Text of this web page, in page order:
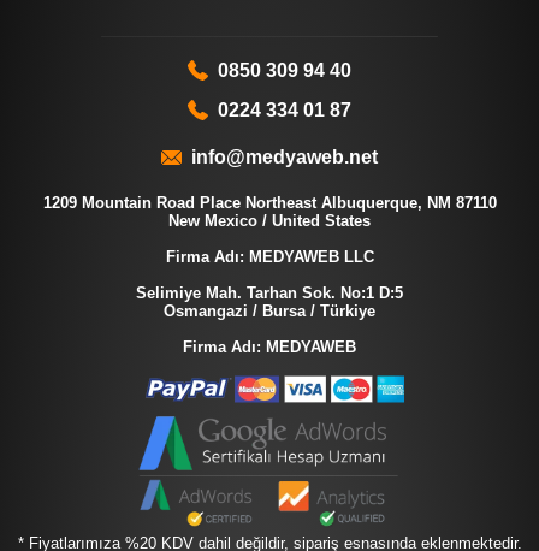
0850 309 94 40
0224 334 01 87
info@medyaweb.net
1209 Mountain Road Place Northeast Albuquerque, NM 87110
New Mexico / United States
Firma Adı: MEDYAWEB LLC
Selimiye Mah. Tarhan Sok. No:1 D:5
Osmangazi / Bursa / Türkiye
Firma Adı: MEDYAWEB
* Fiyatlarımıza %20 KDV dahil değildir, sipariş esnasında eklenmektedir.